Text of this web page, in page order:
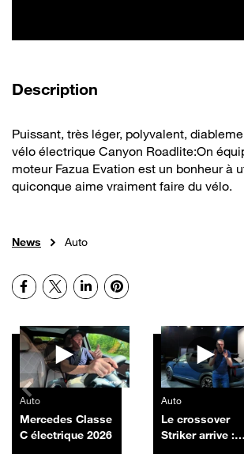
Description
Puissant, très léger, polyvalent,
vélo électrique Canyon Roadlite:On
moteur Fazua Evation est un bonheur à
quiconque aime vraiment faire du vélo.
News Auto
Facebook
X LinkedInPinterest
Autres vidéos
Auto
Mercedes Classe
C électrique 2026
Auto
Le crossover
Striker arrive :